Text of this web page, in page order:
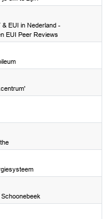
& EUI in Nederland -
EUI Peer Reviews